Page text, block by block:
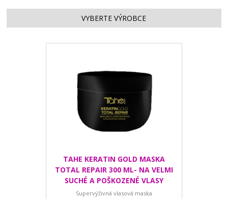
VYBERTE VÝROBCE
TAHE KERATIN GOLD MASKA
TOTAL REPAIR 300 ML- NA VELMI
SUCHÉ A POŠKOZENÉ VLASY
Supervýživná vlasová maska